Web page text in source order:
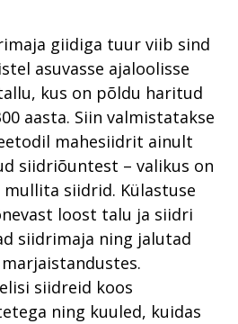
giidiga tuur viib sind
asuvasse ajaloolisse
kus on põldu haritud
aasta. Siin valmistatakse
mahesiidrit ainult
siidriõuntest – valikus on
siidrid. Külastuse
loost talu ja siidri
siidrimaja ning jalutad
siidreid koos
ning kuuled, kuidas